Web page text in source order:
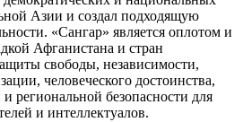
Азии и создал подходящую
«Сангар» является оплотом и
Афганистана и стран
свободы, независимости,
человеческого достоинства,
региональной безопасности для
и интеллектуалов.